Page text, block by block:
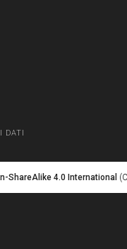
DATI
ShareAlike 4.0 International